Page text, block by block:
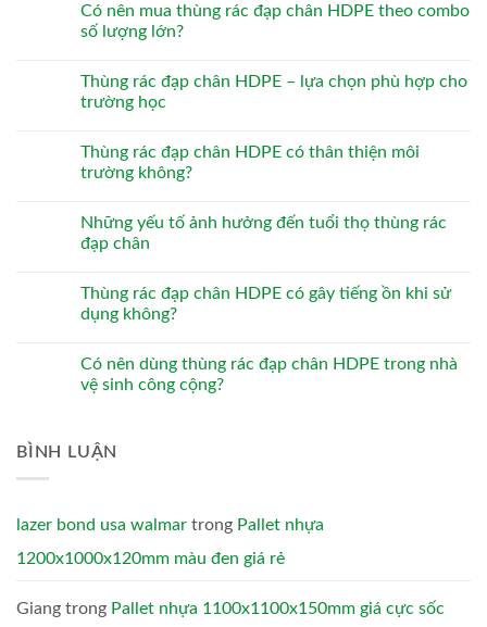
Có nên mua thùng rác đạp chân HDPE theo combo
số lượng lớn?
Thùng rác đạp chân HDPE – lựa chọn phù hợp cho
trường học
Thùng rác đạp chân HDPE có thân thiện môi
trường không?
Những yếu tố ảnh hưởng đến tuổi thọ thùng rác
đạp chân
Thùng rác đạp chân HDPE có gây tiếng ồn khi sử
dụng không?
Có nên dùng thùng rác đạp chân HDPE trong nhà
vệ sinh công cộng?
BÌNH LUẬN
lazer bond usa walmar trong Pallet nhựa
1200x1000x120mm màu đen giá rẻ
Giang trong Pallet nhựa 1100x1100x150mm giá cực sốc